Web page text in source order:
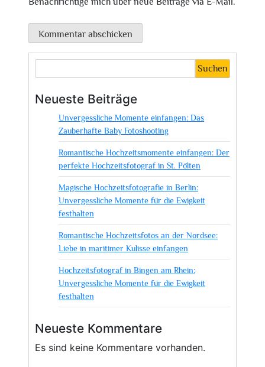
Suchen
Neueste Beiträge
Unvergessliche Momente einfangen: Das
Zauberhafte Baby Fotoshooting
Romantische Hochzeitsmomente einfangen: Der
perfekte Hochzeitsfotograf in St. Pölten
Magische Hochzeitsfotografie in Berlin:
Unvergessliche Momente für die Ewigkeit
festhalten
Romantische Hochzeitsfotos an der Nordsee:
Liebe in maritimer Kulisse einfangen
Hochzeitsfotograf in Bingen am Rhein:
Unvergessliche Momente für die Ewigkeit
festhalten
Neueste Kommentare
Es sind keine Kommentare vorhanden.